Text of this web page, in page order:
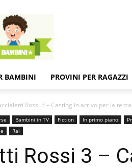
Casting
e
provini
per
bambini
e BAMBINI PROVINI PER RAGAZZI
Rossi 3 – Casting in arrivo per la
Bambini in TV Fiction In primo piano
Rai
Rossi 3 –